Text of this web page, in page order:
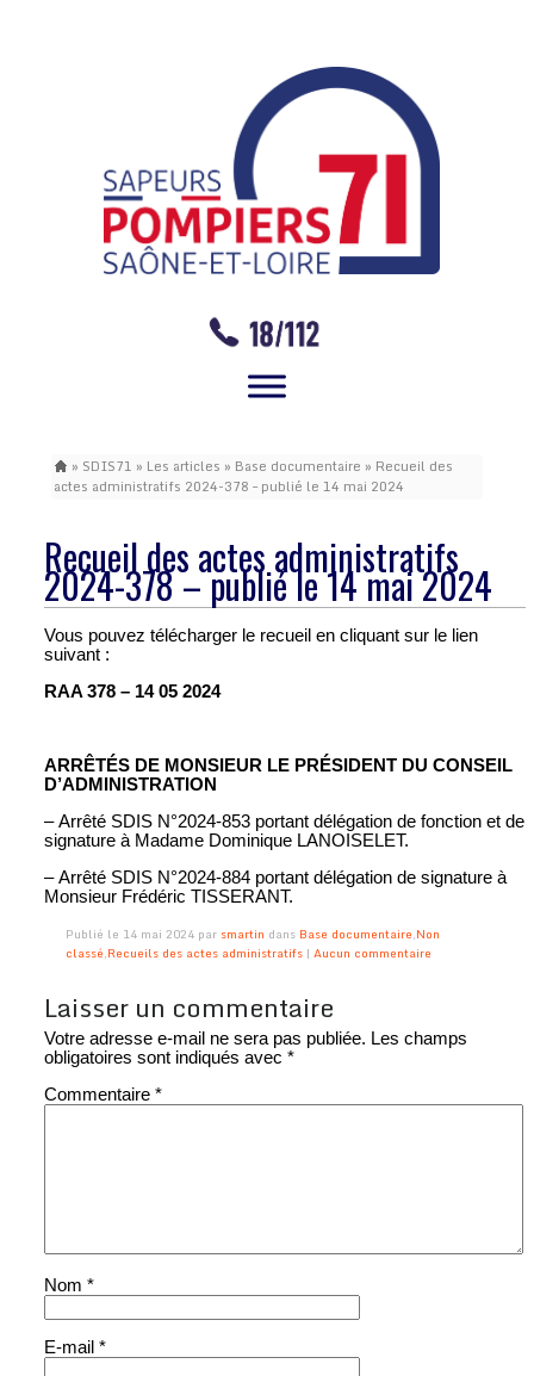
» SDIS71 » Les articles » Base documentaire » Recueil des
actes administratifs 2024-378 – publié le 14 mai 2024
Recueil des actes administratifs
2024-378 – publié le 14 mai 2024
Vous pouvez télécharger le recueil en cliquant sur le lien
suivant :
RAA 378 – 14 05 2024
ARRÊTÉS DE MONSIEUR LE PRÉSIDENT DU CONSEIL
D’ADMINISTRATION
– Arrêté SDIS N°2024-853 portant délégation de fonction et de
signature à Madame Dominique LANOISELET.
– Arrêté SDIS N°2024-884 portant délégation de signature à
Monsieur Frédéric TISSERANT.
Publié le 14 mai 2024 par smartin dans Base documentaire,Non
classé,Recueils des actes administratifs |Aucun commentaire
Laisser un commentaire
Votre adresse e-mail ne sera pas publiée. Les champs
obligatoires sont indiqués avec*
Commentaire*
Nom*
E-mail*